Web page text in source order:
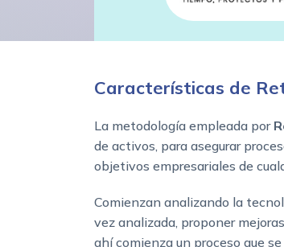
Características de
La metodología empleada por
de activos, para asegurar
objetivos empresariales de
Comienzan analizando la
vez analizada, proponer
ahí comienza un proceso que